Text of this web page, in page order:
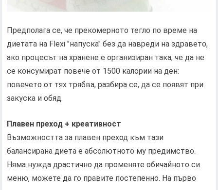
Предполага се, че прекомерното тегло по време на
диетата на Flexi "напуска" без да навреди на здравето,
ако процесът на хранене е организиран така, че да не
се консумират повече от 1500 калории на ден:
повечето от тях трябва, разбира се, да се появят при
закуска и обяд.
Плавен преход + креативност
Възможността за плавен преход към тази
балансирана диета е абсолютното му предимство.
Няма нужда драстично да променяте обичайното си
меню, можете да го правите постепенно. На първо